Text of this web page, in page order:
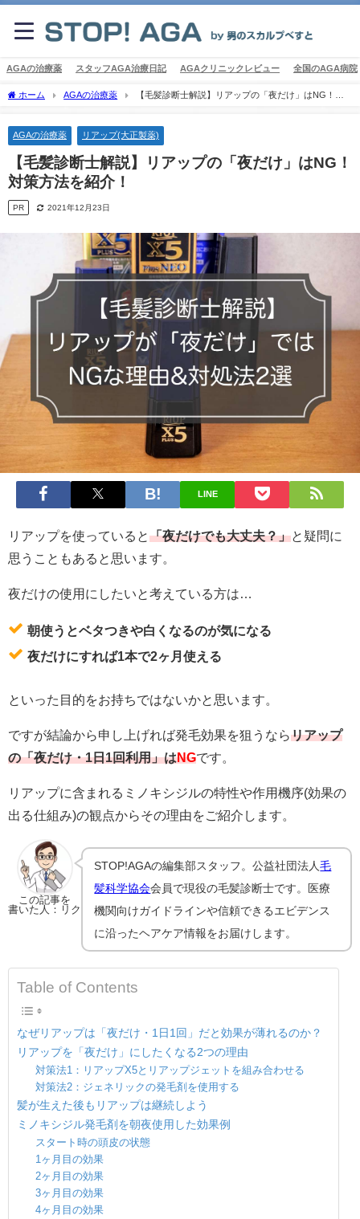
AGAの治療薬 スタッフAGA治療日記 AGAクリニックレビュー 全国のAGA病院
ホーム AGAの治療薬
【毛髪診断士解説】リアップの「夜だけ」はNG！対
AGAの治療薬 リアップ(大正製薬)
【毛髪診断士解説】リアップの「夜だけ」はNG！
対策方法を紹介！
PR 2021年12月23日
LINE
リアップを使っていると「夜だけでも大丈夫？」と疑問に
思うこともあると思います。
夜だけの使用にしたいと考えている方は…
朝使うとベタつきや白くなるのが気になる
夜だけにすれば1本で2ヶ月使える
といった目的をお持ちではないかと思います。
ですが結論から申し上げれば発毛効果を狙うならリアップ
の「夜だけ・1日1回利用」はNGです。
リアップに含まれるミノキシジルの特性や作用機序(効果の
出る仕組み)の観点からその理由をご紹介します。
この記事を
書いた人：リク
STOP!AGAの編集部スタッフ。公益社団法人毛
髪科学協会会員で現役の毛髪診断士です。医療
機関向けガイドラインや信頼できるエビデンス
に沿ったヘアケア情報をお届けします。
Table of Contents
なぜリアップは「夜だけ・1日1回」だと効果が薄れるのか？
リアップを「夜だけ」にしたくなる2つの理由
対策法1：リアップX5とリアップジェットを組み合わせる
対策法2：ジェネリックの発毛剤を使用する
髪が生えた後もリアップは継続しよう
ミノキシジル発毛剤を朝夜使用した効果例
スタート時の頭皮の状態
1ヶ月目の効果
2ヶ月目の効果
3ヶ月目の効果
4ヶ月目の効果